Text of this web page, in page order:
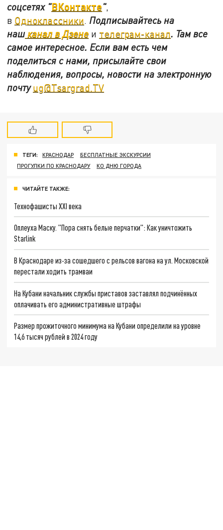
соцсетях "ВКонтакте",
в Одноклассники. Подписывайтесь на
нашканал в Дзене и телеграм-канал. Там все
самое интересное. Если вам есть чем
поделиться с нами, присылайте свои
наблюдения, вопросы, новости на электронную
почтуug@Tsargrad.TV
ТЕГИ: КРАСНОДАР
БЕСПЛАТНЫЕ ЭКСКУРСИИ
ПРОГУЛКИ ПО КРАСНОДАРУ
КО ДНЮ ГОРОДА
ЧИТАЙТЕ ТАКЖЕ:
Технофашисты XXI века
Оплеуха Маску. "Пора снять белые перчатки": Как уничтожить
Starlink
В Краснодаре из-за сошедшего с рельсов вагона на ул. Московской
перестали ходить трамваи
На Кубани начальник службы приставов заставлял подчинённых
оплачивать его административные штрафы
Размер прожиточного минимума на Кубани определили на уровне
14,6 тысяч рублей в 2024 году